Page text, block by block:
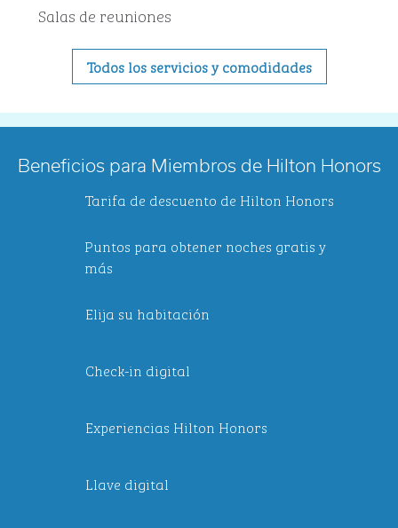
Salas de reuniones
Todos los servicios y comodidades
Beneficios para Miembros de Hilton Honors
Tarifa de descuento de Hilton Honors
Puntos para obtener noches gratis y
más
Elija su habitación
Check-in digital
Experiencias Hilton Honors
Llave digital